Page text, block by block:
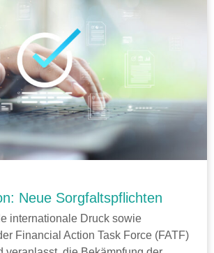
Neue Sorgfaltspflichten
internationale Druck sowie
Financial Action Task Force (FATF)